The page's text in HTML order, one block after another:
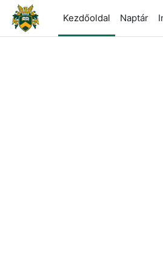
Tovább a fő tartalomhoz
Kezdőoldal
Naptár